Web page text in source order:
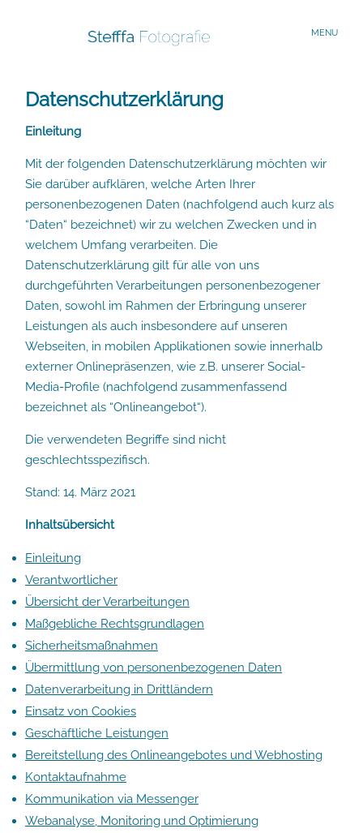
MENU
Datenschutzerklärung
Einleitung
Mit der folgenden Datenschutzerklärung möchten wir
Sie darüber aufklären, welche Arten Ihrer
personenbezogenen Daten (nachfolgend auch kurz als
“Daten“ bezeichnet) wir zu welchen Zwecken und in
welchem Umfang verarbeiten. Die
Datenschutzerklärung gilt für alle von uns
durchgeführten Verarbeitungen personenbezogener
Daten, sowohl im Rahmen der Erbringung unserer
Leistungen als auch insbesondere auf unseren
Webseiten, in mobilen Applikationen sowie innerhalb
externer Onlinepräsenzen, wie z.B. unserer Social-
Media-Profile (nachfolgend zusammenfassend
bezeichnet als “Onlineangebot“).
Die verwendeten Begriffe sind nicht
geschlechtsspezifisch.
Stand: 14. März 2021
Inhaltsübersicht
Einleitung
Verantwortlicher
Übersicht der Verarbeitungen
Maßgebliche Rechtsgrundlagen
Sicherheitsmaßnahmen
Übermittlung von personenbezogenen Daten
Datenverarbeitung in Drittländern
Einsatz von Cookies
Geschäftliche Leistungen
Bereitstellung des Onlineangebotes und Webhosting
Kontaktaufnahme
Kommunikation via Messenger
Webanalyse, Monitoring und Optimierung
Start
Familien
Portraits
Verliebte
Reisen
About
Sag Hallo
© 2026
Impressum|